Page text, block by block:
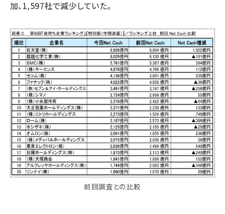
加、1,597社で減少していた。
前回調査との比較